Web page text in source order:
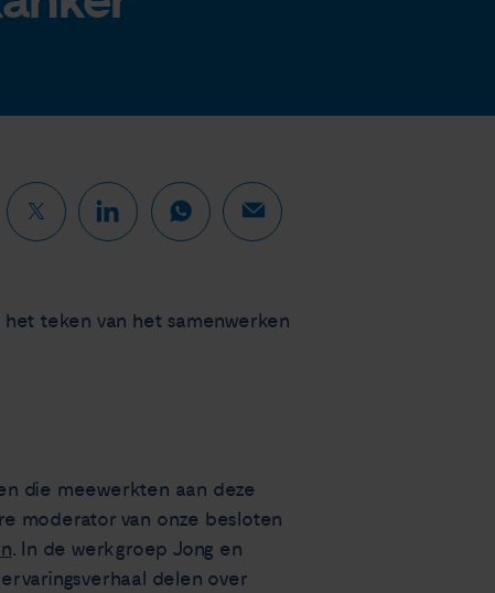
teken van het samenwerken
die meewerkten aan deze
moderator van onze besloten
. In de werkgroep Jong en
delen over